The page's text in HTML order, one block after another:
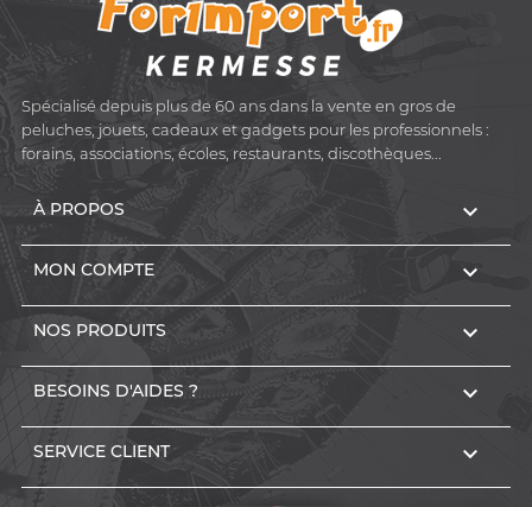
Spécialisé depuis plus de 60 ans dans la vente en gros de
peluches, jouets, cadeaux et gadgets pour les professionnels :
forains, associations, écoles, restaurants, discothèques...
À PROPOS 
MON COMPTE 
NOS PRODUITS 
BESOINS D'AIDES ? 
SERVICE CLIENT 